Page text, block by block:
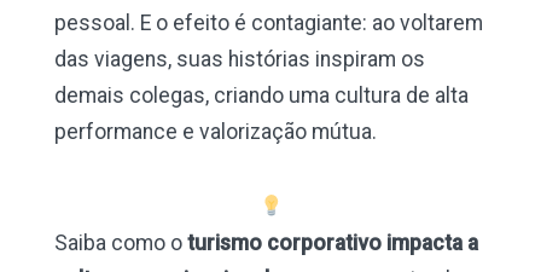
pessoal. E o efeito é contagiante: ao voltarem
das viagens, suas histórias inspiram os
demais colegas, criando uma cultura de alta
performance e valorização mútua.
Saiba como o turismo corporativo impacta a